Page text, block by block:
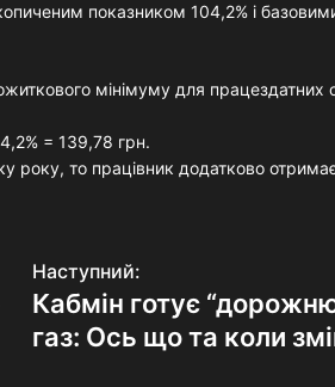
показником 104,2% і
мінімуму для працездатних
= 139,78 грн.
року, то працівник додатково
Наступний:
Кабмін готує
газ: Ось що та коли